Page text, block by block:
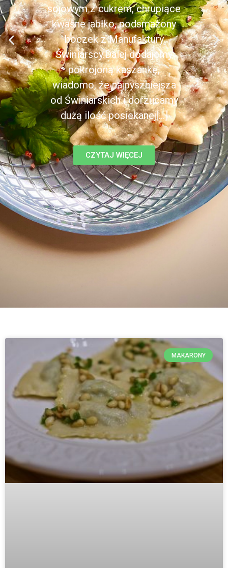
sojowym z cukrem, chrupiące
kwaśne jabłko, podsmażony
boczek z Manufaktury
Świniarscy.Dalej dodajemy
pokrojoną kaszankę,
wiadomo, że najpyszniejsza
od Świniarskich i dorzucamy
dużą ilość posiekanej[...]
CZYTAJ WIĘCEJ
MAKARONY